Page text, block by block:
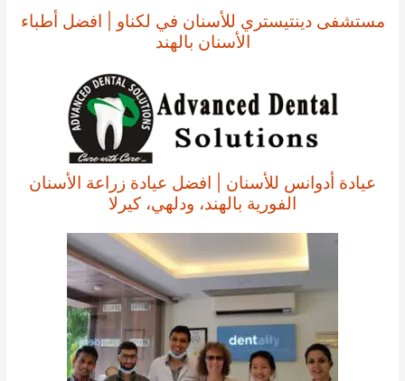
مستشفى دينتيستري للأسنان في لكناو | افضل أطباء
الأسنان بالهند
عيادة أدوانس للأسنان | افضل عيادة زراعة الأسنان
الفورية بالهند، ودلهي، كيرلا